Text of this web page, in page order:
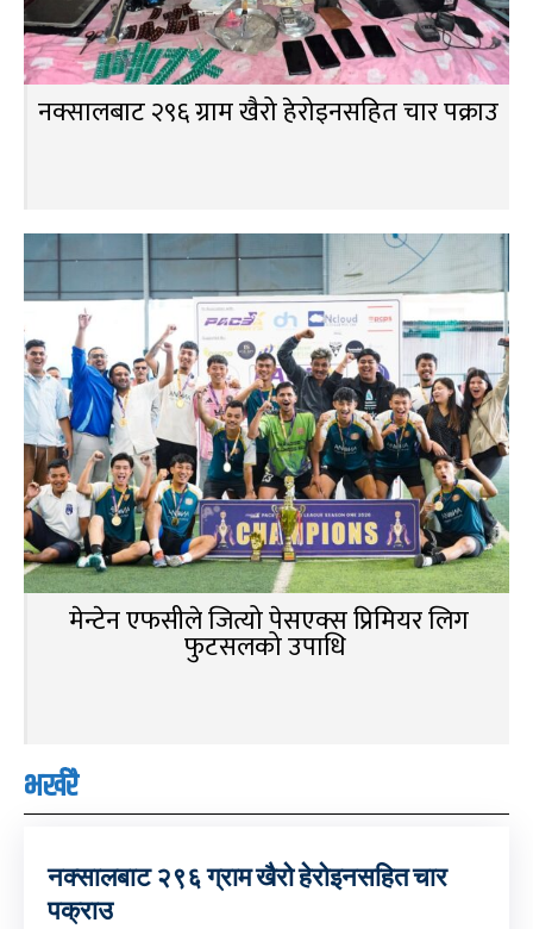
नक्सालबाट २९६ ग्राम खैरो हेरोइनसहित चार पक्राउ
मेन्टेन एफसीले जित्यो पेसएक्स प्रिमियर लिग
फुटसलको उपाधि
भर्खरै
नक्सालबाट २९६ ग्राम खैरो हेरोइनसहित चार
पक्राउ